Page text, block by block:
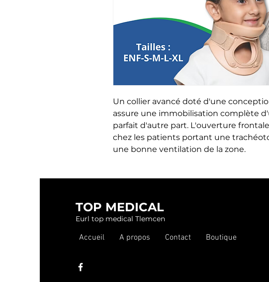
Un collier avancé doté d'une
assure une immobilisation complète
parfait d'autre part. L'ouverture
chez les patients portant une
une bonne ventilation de la zone.
TOP MEDICAL
Eurl top medical Tlemcen
Accueil A propos Contact Boutique